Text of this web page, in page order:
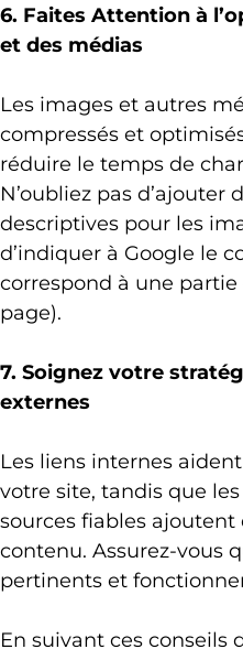
6. Faites Attention à
et des médias
Les images et autres
compressés et
réduire le temps de
N’oubliez pas d’ajouter
descriptives pour les
d’indiquer à Google le
correspond à une
page).
7. Soignez votre
externes
Les liens internes
votre site, tandis que
sources fiables
contenu. Assurez-vous
pertinents et
En suivant ces conseils